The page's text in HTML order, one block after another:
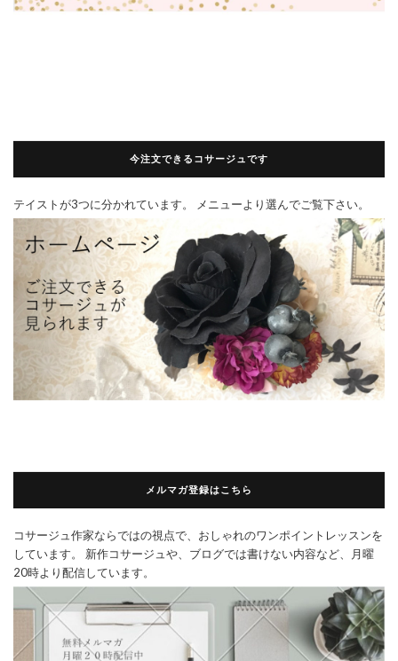
今注文できるコサージュです
テイストが3つに分かれています。 メニューより選んでご覧下さい。
メルマガ登録はこちら
コサージュ作家ならではの視点で、おしゃれのワンポイントレッスンを
しています。 新作コサージュや、ブログでは書けない内容など、月曜
20時より配信しています。